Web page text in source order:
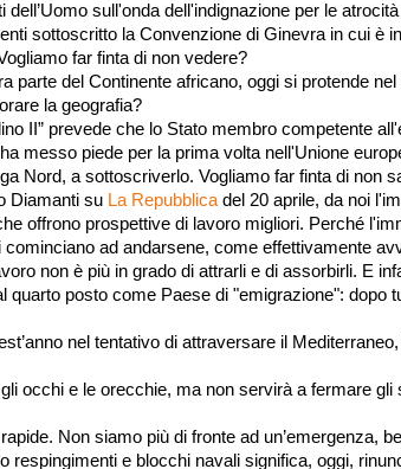
dell’Uomo sull'onda dell'indignazione per le
sottoscritto la Convenzione di Ginevra in cui è
far finta di non vedere?
parte del Continente africano, oggi si protende
la geografia?
II” prevede che lo Stato membro competente
messo piede per la prima volta nell'Unione
Nord, a sottoscriverlo. Vogliamo far finta di non
Diamanti su La Repubblica del 20 aprile, da noi
offrono prospettive di lavoro migliori. Perché
ad andarsene, come effettivamente
non è più in grado di attrarli e di assorbirli. E
quarto posto come Paese di "emigrazione":
nel tentativo di attraversare il
occhi e le orecchie, ma non servirà a fermare
Non siamo più di fronte ad un’emergenza,
respingimenti e blocchi navali significa, oggi,